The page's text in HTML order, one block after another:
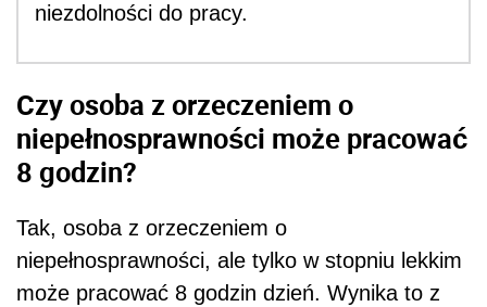
niezdolności do pracy.
Czy osoba z orzeczeniem o
niepełnosprawności może pracować
8 godzin?
Tak, osoba z orzeczeniem o
niepełnosprawności, ale tylko w stopniu lekkim
może pracować 8 godzin dzień. Wynika to z